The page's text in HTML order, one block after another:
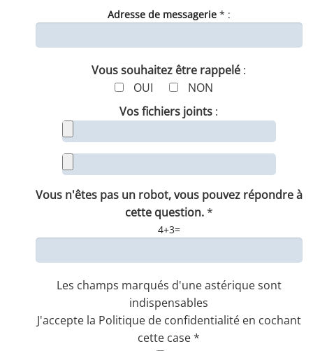
Adresse de messagerie* :
Vous souhaitez être rappelé :
OUI
NON
Vos fichiers joints :
Vous n'êtes pas un robot, vous pouvez répondre à
cette question.*
4+3=
Les champs marqués d'une astérique sont
indispensables
J'accepte la Politique de confidentialité en cochant
cette case *